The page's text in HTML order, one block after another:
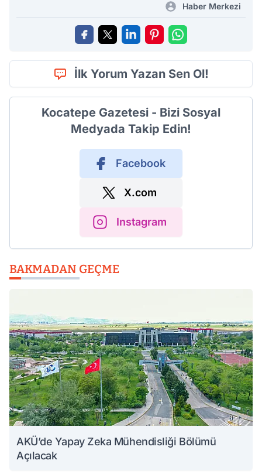
Haber Merkezi
İlk Yorum Yazan Sen Ol!
Kocatepe Gazetesi - Bizi Sosyal
Medyada Takip Edin!
Facebook
X.com
Instagram
BAKMADAN GEÇME
AKÜ’de Yapay Zeka Mühendisliği Bölümü
Açılacak